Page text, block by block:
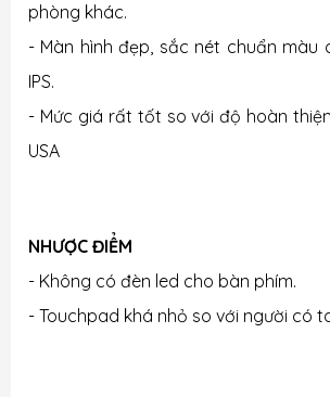
phòng khác.
- Màn hình đẹp, sắc nét chuẩn màu
IPS.
- Mức giá rất tốt so với độ hoàn
USA
NHƯỢC ĐIỂM
- Không có đèn led cho bàn phím.
- Touchpad khá nhỏ so với người có